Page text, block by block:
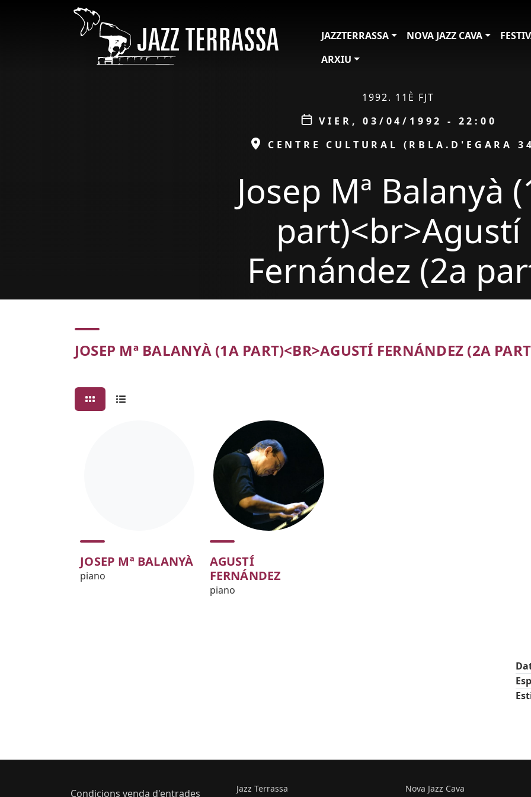
Pasar al contenido principal
JAZZTERRASSA NOVA JAZZ CAVA
ARXIU
1992. 11È FJT
Data
VIER, 03/04/1992 - 22:00
ESPAI
CENTRE CULTURAL (RBLA.D'EGARA
Josep Mª Balanyà
part)<br>Agustí
Fernández (2a
Concert
JOSEP Mª BALANYÀ (1A PART)<BR>AGUSTÍ FERNÁNDEZ (2A
JOSEP Mª BALANYÀ
piano
AGUSTÍ
FERNÁNDEZ
piano
Condicions venda d'entrades Jazz Terrassa Nova Jazz Cava